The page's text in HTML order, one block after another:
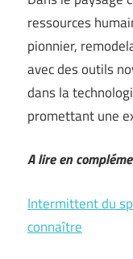
ressources
pionnier,
avec des outils
dans la
promettant une
A lire en
Intermittent du
connaître